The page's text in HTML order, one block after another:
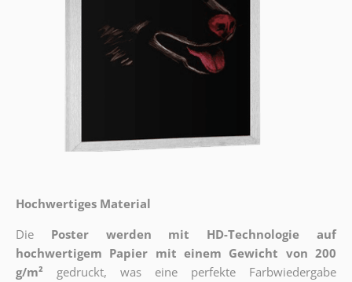
Hochwertiges Material
Die
Poster werden mit HD-Technologie auf
hochwertigem Papier mit einem Gewicht von 200
g/m²
gedruckt, was eine perfekte Farbwiedergabe